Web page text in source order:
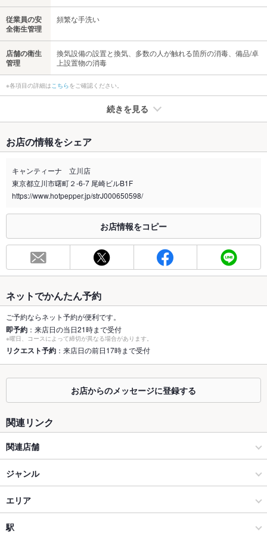
従業員の安
全衛生管理
頻繁な手洗い
店舗の衛生
管理
換気設備の設置と換気、多数の人が触れる箇所の消毒、備品/卓
上設置物の消毒
※各項目の詳細は こちらをご確認ください。
続きを見る
禁煙・喫煙
全席禁煙
喫煙専用室 なし
合わせください。
お席
52席(30～60名まで貸し切りOK☆会社の宴会にも最適♪)
容人数
個室 なし ：人数様に合わせて仕切れる空間をご用意！
座敷
なし ：座敷はございませんが、ごゆっくりお楽しみ頂けるテー
ブルソファー席をご用意♪
るテーブルソファー席をご用意♪
ソファー なし ：壁際は全てテーブルソファー席♪
テラス席
なし ：テラスはございませんが、開放感抜群の広々空間をご用
設備
お店の情報をシェア
キャンティーナ 立川店
東京都立川市曙町２-6-7 尾崎ビルB1F
https://www.hotpepper.jp/strJ000650598/
お店情報をコピー
ネットでかんたん予約
ご予約ならネット予約が便利です。
即予約 ：来店日の当日21時まで受付
※曜日、コースによって締切が異なる場合があります。
リクエスト予約 ：来店日の前日17時まで受付
お店からのメッセージに登録する
関連リンク
関連店舗
キャンティーナ
ジャンル
イタリアン・フレンチ
イタリアン
エリア
立川
駅